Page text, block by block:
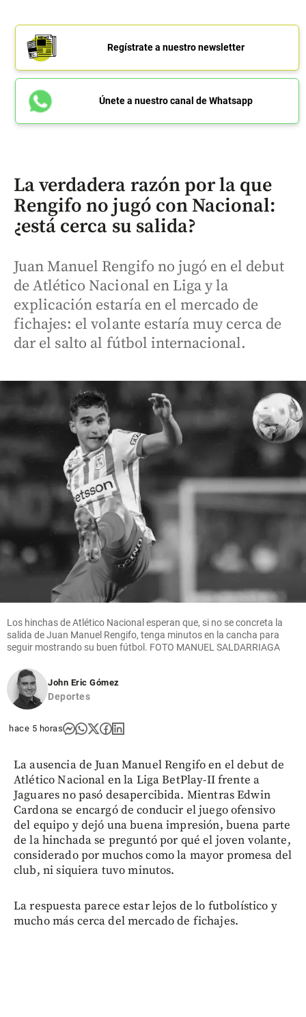
Regístrate a nuestro newsletter
Únete a nuestro canal de Whatsapp
La verdadera razón por la que
Rengifo no jugó con Nacional:
¿está cerca su salida?
Juan Manuel Rengifo no jugó en el debut
de Atlético Nacional en Liga y la
explicación estaría en el mercado de
fichajes: el volante estaría muy cerca de
dar el salto al fútbol internacional.
Los hinchas de Atlético Nacional esperan que, si no se concreta la
salida de Juan Manuel Rengifo, tenga minutos en la cancha para
seguir mostrando su buen fútbol. FOTO MANUEL SALDARRIAGA
John Eric Gómez
Deportes
hace 5 horas
La ausencia de Juan Manuel Rengifo en el debut de
Atlético Nacional en la Liga BetPlay-II frente a
Jaguares no pasó desapercibida. Mientras Edwin
Cardona se encargó de conducir el juego ofensivo
del equipo y dejó una buena impresión, buena parte
de la hinchada se preguntó por qué el joven volante,
considerado por muchos como la mayor promesa del
club, ni siquiera tuvo minutos.
La respuesta parece estar lejos de lo futbolístico y
mucho más cerca del mercado de fichajes.